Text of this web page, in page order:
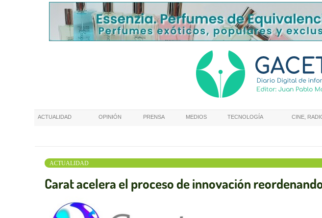
ACTUALIDAD OPINIÓN PRENSA MEDIOS TECNOLOGÍA CINE,
ACTUALIDAD
Carat acelera el proceso de innovación